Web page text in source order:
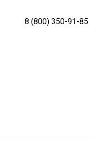
8 (800) 350-91-85